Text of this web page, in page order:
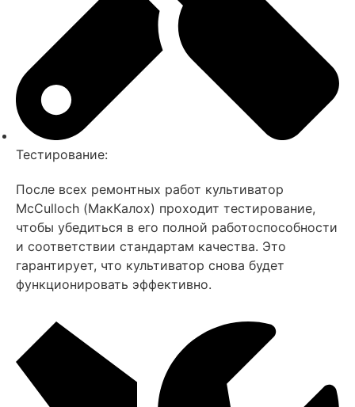
Тестирование:
После всех ремонтных работ культиватор
MсCulloch (МакКалох) проходит тестирование,
чтобы убедиться в его полной работоспособности
и соответствии стандартам качества. Это
гарантирует, что культиватор снова будет
функционировать эффективно.